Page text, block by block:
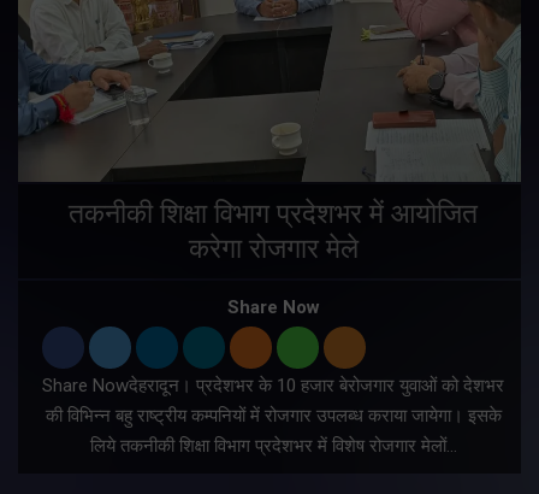
तकनीकी शिक्षा विभाग प्रदेशभर में आयोजित
करेगा रोजगार मेले
Share Now
Share Nowदेहरादून। प्रदेशभर के 10 हजार बेरोजगार युवाओं को देशभर
की विभिन्न बहु राष्ट्रीय कम्पनियों में रोजगार उपलब्ध कराया जायेगा। इसके
लिये तकनीकी शिक्षा विभाग प्रदेशभर में विशेष रोजगार मेलों…